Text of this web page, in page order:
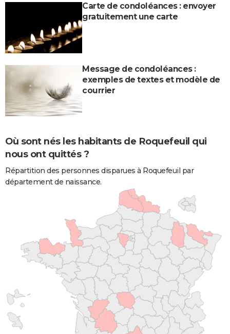
Carte de condoléances : envoyer
gratuitement une carte
Message de condoléances :
exemples de textes et modèle de
courrier
Où sont nés les habitants de Roquefeuil qui
nous ont quittés ?
Répartition des personnes disparues à Roquefeuil par
département de naissance.